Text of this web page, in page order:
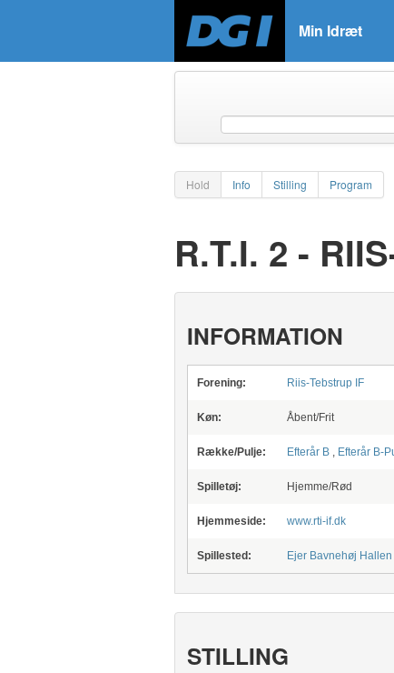
Min Idræt
Hold Info Stilling Program
R.T.I. 2 -
INFORMATION
Forening: Riis-Tebstrup IF
Køn: Åbent/Frit
Række/Pulje: Efterår B, Efterår B-
Spilletøj: Hjemme/Rød
Hjemmeside: www.rti-if.dk
Spillested: Ejer Bavnehøj Hallen
STILLING